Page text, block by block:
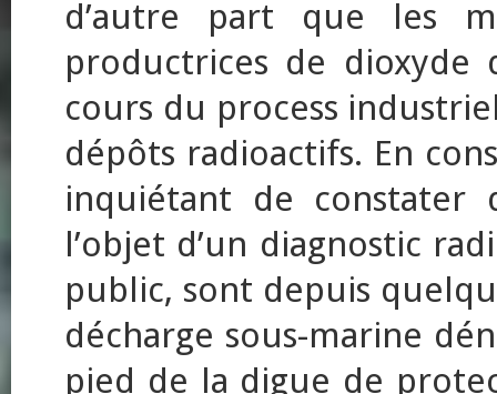
d’autre part que les
productrices de dioxyde
cours du process
dépôts radioactifs. En
inquiétant de constater
l’objet d’un diagnostic
public, sont depuis
décharge sous-marine
pied de la digue de